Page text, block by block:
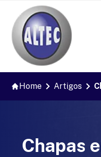
Home Artigos
Chapas